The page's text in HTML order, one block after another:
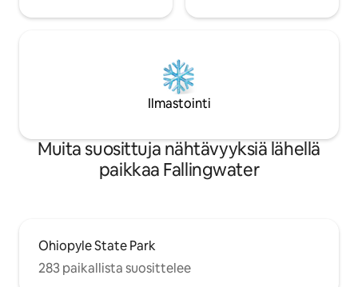
Ilmastointi
Muita suosittuja nähtävyyksiä lähellä
paikkaa Fallingwater
Ohiopyle State Park
283 paikallista suosittelee